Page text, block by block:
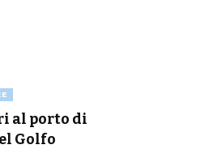
al porto di
Golfo